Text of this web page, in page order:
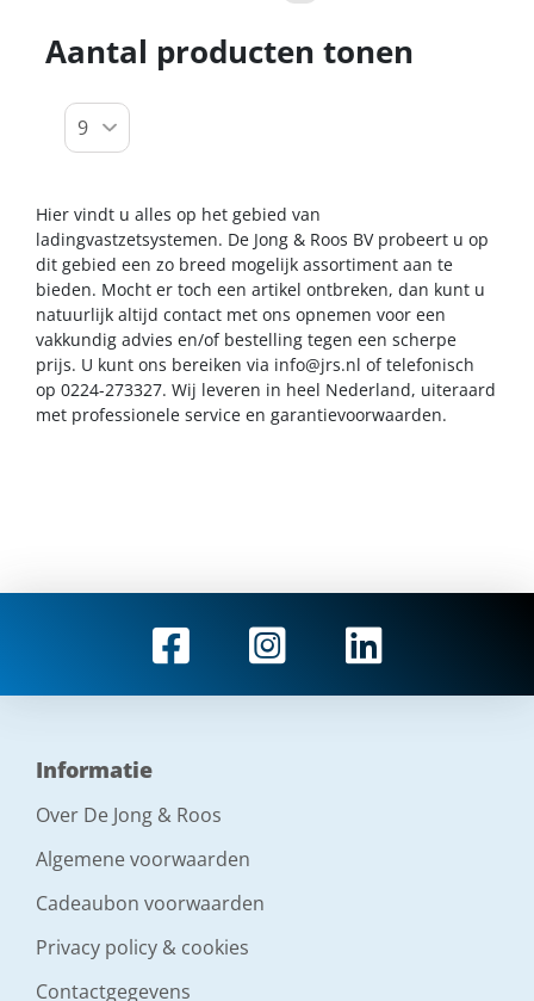
Aantal producten tonen
Hier vindt u alles op het gebied van
ladingvastzetsystemen. De Jong & Roos BV probeert u op
dit gebied een zo breed mogelijk assortiment aan te
bieden. Mocht er toch een artikel ontbreken, dan kunt u
natuurlijk altijd contact met ons opnemen voor een
vakkundig advies en/of bestelling tegen een scherpe
prijs. U kunt ons bereiken via info@jrs.nl of telefonisch
op 0224-273327. Wij leveren in heel Nederland, uiteraard
met professionele service en garantievoorwaarden.
Informatie
Over De Jong & Roos
Algemene voorwaarden
Cadeaubon voorwaarden
Privacy policy & cookies
Contactgegevens